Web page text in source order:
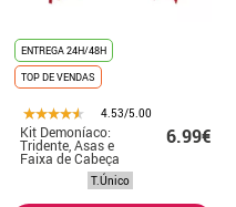
ENTREGA 24H/48H
TOP DE VENDAS
4.53/5.00
Kit Demoníaco:
Tridente, Asas e
Faixa de Cabeça
6.99€
T.Único